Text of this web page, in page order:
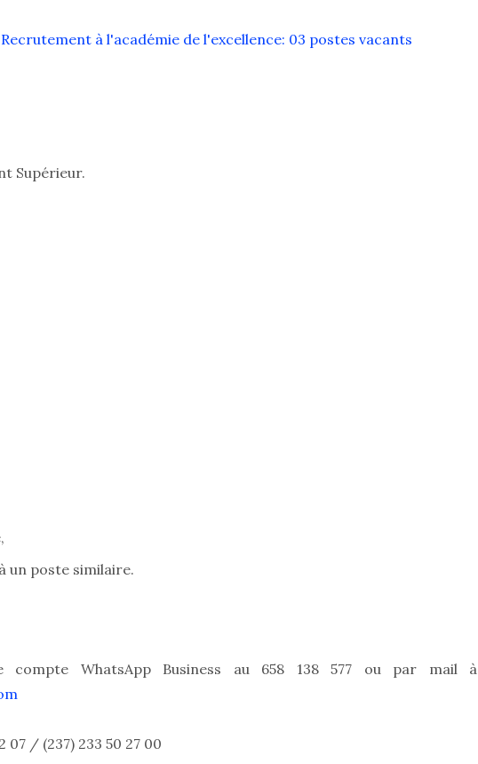
à l'académie de l'excellence: 03 postes vacants
Supérieur.
un poste similaire.
compte WhatsApp Business au 658 138 577 ou par mail à
07 / (237) 233 50 27 00